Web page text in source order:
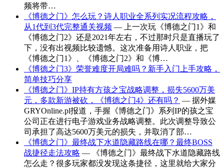
频将带…
《博德之门》怎么玩？诗人职业全系列实况流程攻略，
从1代到3代完整通关视频 — 上一次玩《博德之门1》和
《博德之门2》还是2021年左右，不过那时只是直播玩了
下，没有出视频比较遗憾。这次准备用诗人职业，把
《博德之门1》、《博德之门2》和《博…
《博德之门3》荣誉难度开局难吗？新手入门上手攻略，
简单技巧分享
《博德之门》IP持有方孩之宝战略调整，损失5600万美
元，多款新游被砍，《博德之门4》还有吗？ — 据外媒
GRYOnline.pl报道，手握《博德之门》系列IP的孩之宝
公司正在进行电子游戏业务战略调整。此次调整导致公
司承担了高达5600万美元的损失，并取消了部…
《博德之门》最终战下水道隐藏路线在哪？最终BOSS
战捷径走法攻略 — 《博德之门》最终战下水道隐藏路线
怎么走？很多玩家都没发现这条捷径，这里就给大家分